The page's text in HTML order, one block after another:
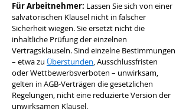
Für Arbeitnehmer: Lassen Sie sich von einer
salvatorischen Klausel nicht in falscher
Sicherheit wiegen. Sie ersetzt nicht die
inhaltliche Prüfung der einzelnen
Vertragsklauseln. Sind einzelne Bestimmungen
– etwa zu Überstunden, Ausschlussfristen
oder Wettbewerbsverboten – unwirksam,
gelten in AGB-Verträgen die gesetzlichen
Regelungen, nicht eine reduzierte Version der
unwirksamen Klausel.